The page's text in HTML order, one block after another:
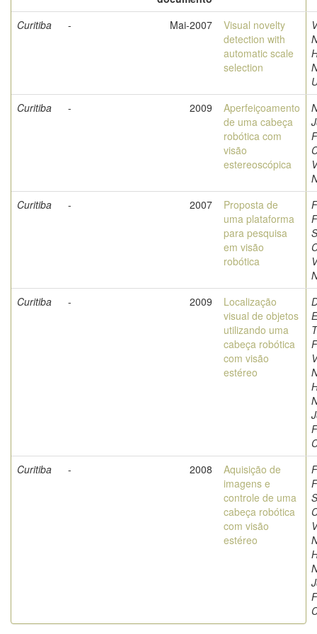
Curitiba - Mai-2007
Visual novelty
detection with
automatic scale
selection
Curitiba
- 2009
Aperfeiçoamento
de uma cabeça
robótica com
visão
estereoscópica
Curitiba
- 2007
Proposta de
uma plataforma
para pesquisa
em visão
robótica
Curitiba
- 2009
Localização
visual de objetos
utilizando uma
cabeça robótica
com visão
estéreo
Curitiba
- 2008
Aquisição de
imagens e
controle de uma
cabeça robótica
com visão
estéreo